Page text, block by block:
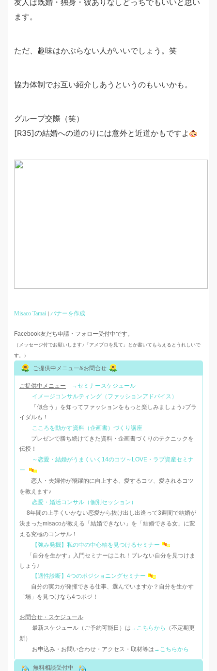
ます。
ただ、趣味はかぶらない人がいいでしょう。笑
協力体制でお互い紹介しあうというのもいいかも。
グループ交際（笑）
[R35]の結婚への道のりには意外と近道かもですよ
Misaco Tamai | バナーを作成
Facebook友だち申請・フォロー受付中です。
（メッセージ付でお願いします♪「アメブロを見て」とか書いてもらえるとうれしいで
す。）
ご提供中メニュー&お問合せ
ご提供中メニュー
→セミナースケジュール
イメージコンサルティング（ファッションアドバイス）
「似合う」を知ってファッションをもっと楽しみましょう♪ブラ
イダルも！
こころを動かす資料（企画書）づくり講座
プレゼンで勝ち続けてきた資料・企画書づくりのテクニックを
伝授！
～恋愛・結婚がうまくいく14のコツ～LOVE・ラブ資産セミナ
ー
恋人・夫婦仲が飛躍的に向上する、愛するコツ、愛されるコツ
を教えます♪
恋愛・婚活コンサル（個別セッション）
8年間の上手くいかない恋愛から抜け出し出逢って3週間で結婚が
決まったmisacoが教える「結婚できない」を「結婚できる女」に変
える究極のコンサル！
【強み発掘】私の中の中心軸を見つけるセミナー
「自分を生かす」入門セミナーはこれ！ブレない自分を見つけま
しょう♪
【適性診断】4つのポジショニングセミナー
自分の実力が発揮できる仕事、選んでいますか？自分を生かす
「場」を見つけなら4つポジ！
お問合せ・スケジュール
最新スケジュール（ご予約可能日）は →こちらから
（不定期更
新）
お申込み・お問い合わせ・アクセス・取材等は →こちらから
無料相談受付中